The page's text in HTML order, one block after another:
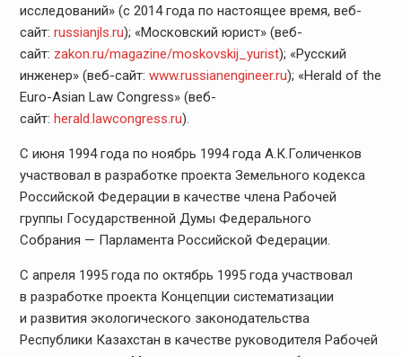
исследований» (с 2014 года по настоящее время, веб-
сайт: russianjls.ru); «Московский юрист» (веб-
сайт: zakon.ru/magazine/moskovskij_ yurist); «Русский
инженер» (веб-сайт: www.russianengineer.ru); «Herald of the
Euro-Asian Law Congress» (веб-
сайт: herald.lawcongress.ru).
С июня 1994 года по ноябрь 1994 года А.К.Голиченков
участвовал в разработке проекта Земельного кодекса
Российской Федерации в качестве члена Рабочей
группы Государственной Думы Федерального
Собрания — Парламента Российской Федерации.
С апреля 1995 года по октябрь 1995 года участвовал
в разработке проекта Концепции систематизации
и развития экологического законодательства
Республики Казахстан в качестве руководителя Рабочей